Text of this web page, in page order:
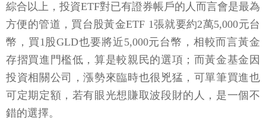
綜合以上，投資ETF對已有證券帳戶的人而言會是最為
方便的管道，買台股黃金ETF 1張就要約2萬5,000元台
幣，買1股GLD也要將近5,000元台幣，相較而言黃金
存摺買進門檻低，算是較親民的選項；而黃金基金因
投資相關公司，漲勢來臨時也很兇猛，可單筆買進也
可定期定額，若有眼光想賺取波段財的人，是一個不
錯的選擇。